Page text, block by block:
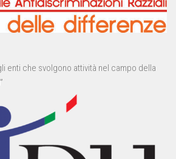
enti che svolgono attività nel campo della